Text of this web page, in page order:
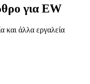
για EW
και άλλα εργαλεία